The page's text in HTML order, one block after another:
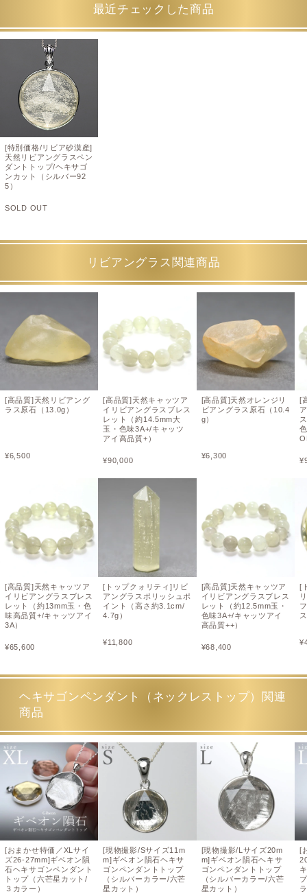
最近チェックした商品
[特別価格/リビア砂漠産]
天然リビアングラスペン
ダントトップ/ヘキサゴ
ンカット（シルバー92
5）
SOLD OUT
リビアングラス関連商品
[高品質]天然リビアング
ラス原石（13.0g）
¥6,500
[高品質]天然キャッツア
イリビアングラスブレス
レット（約13mm玉・色
味高品質+/キャッツアイ
3A）
¥65,600
[高品質]天然キャッツア
イリビアングラスブレス
レット（約14.5mm大
玉・色味3A+/キャッツ
アイ高品質+）
¥90,000
[トップクォリティ]リビ
アングラスポリッシュポ
イント（高さ約3.1cm/
4.7g）
¥11,800
[高品質]天然オレンジリ
ビアングラス原石（10.4
g）
¥6,300
[高品質]天然キャッツア
イリビアングラスブレス
レット（約12.5mm玉・
色味3A+/キャッツアイ
高品質++）
¥68,400
[
¥
[
¥
ヘキサゴンペンダント（ネックレストップ）関連
商品
[おまかせ特価／XLサイ
ズ26-27mm]ギベオン隕
石ヘキサゴンペンダント
トップ（六芒星カット/
３カラー）
[現物撮影/Sサイズ11m
m]ギベオン隕石ヘキサ
ゴンペンダントトップ
（シルバーカラー/六芒
星カット）
[現物撮影/Lサイズ20m
m]ギベオン隕石ヘキサ
ゴンペンダントトップ
（シルバーカラー/六芒
星カット）
[